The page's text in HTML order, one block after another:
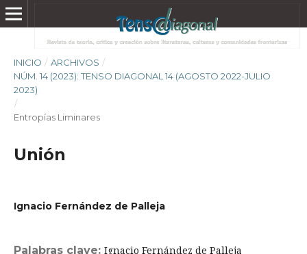
INICIO / ARCHIVOS /
NÚM. 14 (2023): TENSO DIAGONAL 14 (AGOSTO 2022-JULIO
2023)
/
Entropías Liminares
Unión
Ignacio Fernández de Palleja
Palabras clave: Ignacio Fernández de Palleja